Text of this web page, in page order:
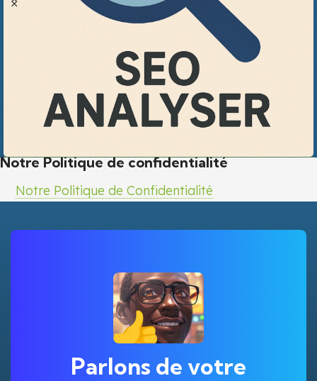
Notre Politique de confidentialité
Notre Politique de Confidentialité
Parlons de votre